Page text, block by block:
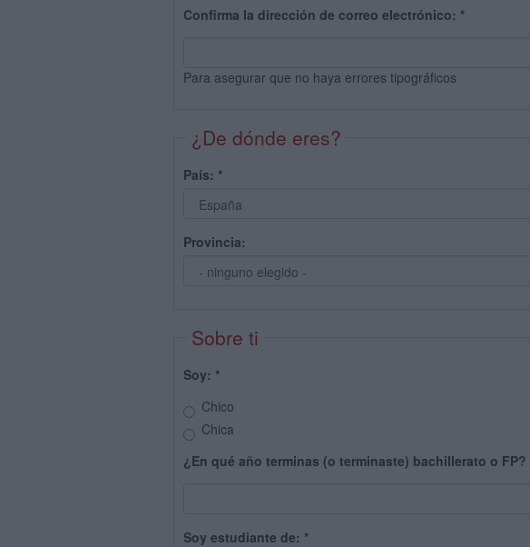
Confirma la dirección de correo electrónico: *
Para asegurar que no haya errores tipográficos
¿De dónde eres?
País: *
Provincia:
Sobre ti
Soy: *
Chico
Chica
¿En qué año terminas (o terminaste) bachillerato o FP?
Soy estudiante de: *